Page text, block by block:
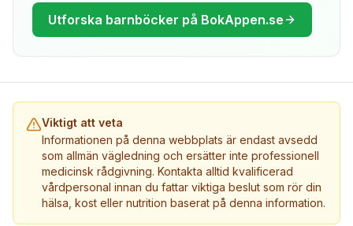
Utforska barnböcker på BokAppen.se
Viktigt att veta
Informationen på denna webbplats är endast avsedd
som allmän vägledning och ersätter inte professionell
medicinsk rådgivning. Kontakta alltid kvalificerad
vårdpersonal innan du fattar viktiga beslut som rör din
hälsa, kost eller nutrition baserat på denna information.